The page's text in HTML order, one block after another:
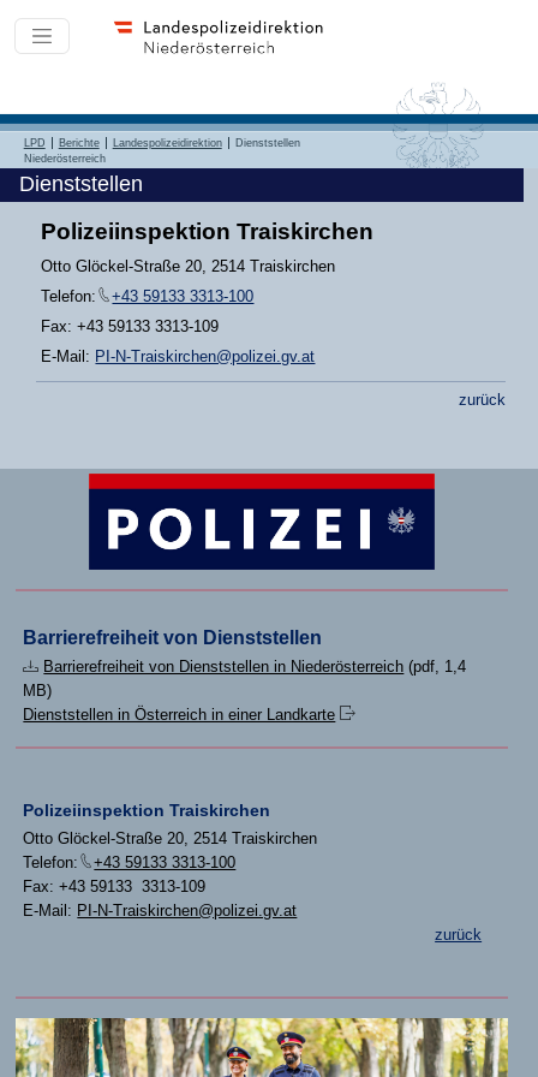
LPD Berichte Landespolizeidirektion
Dienststellen
Niederösterreich
Dienststellen
Polizeiinspektion Traiskirchen
Otto Glöckel-Straße 20, 2514 Traiskirchen
Telefon:
+43 59133 3313-100
Fax: +43 59133 3313-109
E-Mail: PI-N-Traiskirchen@polizei.gv.at
zurück
Barrierefreiheit von Dienststellen
Barrierefreiheit von Dienststellen in Niederösterreich (pdf, 1,4
MB)
Dienststellen in Österreich in einer Landkarte
Polizeiinspektion Traiskirchen
Otto Glöckel-Straße 20, 2514 Traiskirchen
Telefon:
+43 59133 3313-100
Fax: +43 59133 3313-109
E-Mail: PI-N-Traiskirchen@polizei.gv.at
zurück